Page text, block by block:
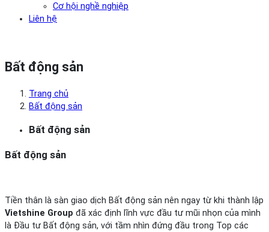
Cơ hội nghề nghiệp
Liên hệ
Bất động sản
Trang chủ
Bất động sản
Bất động sản
Bất động sản
Tiền thân là sàn giao dịch Bất động sản nên ngay từ khi thành lập
Vietshine Group đã xác định lĩnh vực đầu tư mũi nhọn của mình
là Đầu tư Bất động sản, với tầm nhìn đứng đầu trong Top các